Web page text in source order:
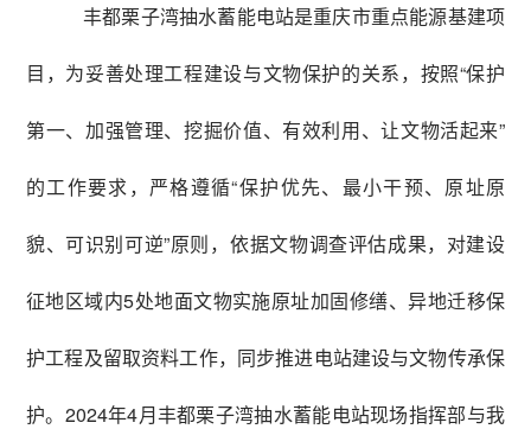
丰都栗子湾抽水蓄能电站是重庆市重点能源基建项
目，为妥善处理工程建设与文物保护的关系，按照“保护
第一、加强管理、挖掘价值、有效利用、让文物活起来”
的工作要求，严格遵循“保护优先、最小干预、原址原
貌、可识别可逆”原则，‌依据文物调查评估成果，对建设
征地区域内5处地面文物实施原址加固修缮、异地迁移保
护工程及留取资料工作，同步推进电站建设与文物传承保
护。2024年4月丰都栗子湾抽水蓄能电站现场指挥部与我